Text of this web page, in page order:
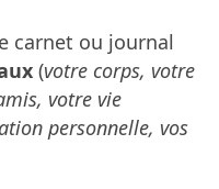
carnet ou journal
(votre corps, votre
votre vie
personnelle, vos